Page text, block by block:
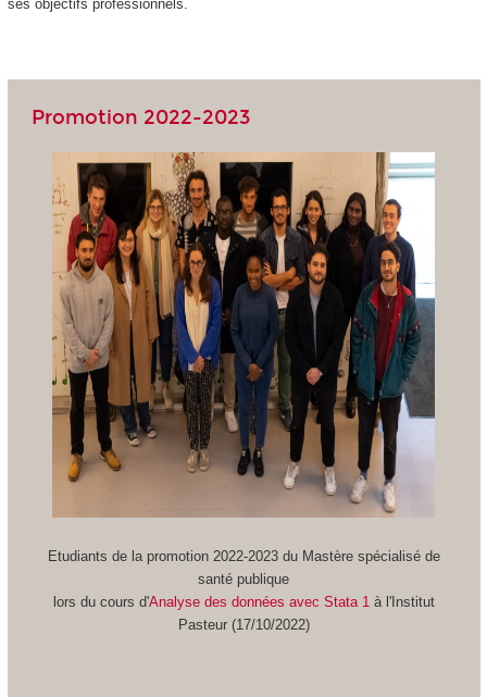
ses objectifs professionnels.
Promotion 2022-2023
Etudiants de la promotion 2022-2023 du Mastère spécialisé de
santé publique
lors du cours d'Analyse des données avec Stata 1à l'Institut
Pasteur (17/10/2022)